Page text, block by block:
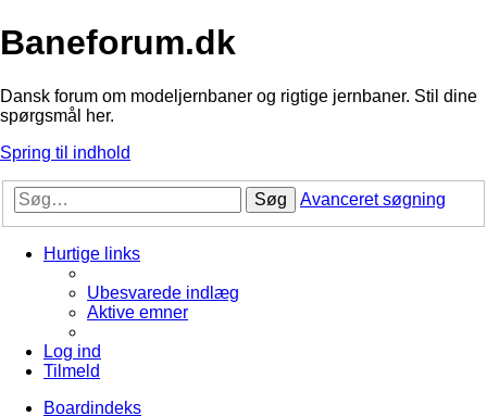
Baneforum.dk
Dansk forum om modeljernbaner og rigtige jernbaner. Stil dine
spørgsmål her.
Spring til indhold
Søg Avanceret søgning
Hurtige links
Ubesvarede indlæg
Aktive emner
Log ind
Tilmeld
Boardindeks